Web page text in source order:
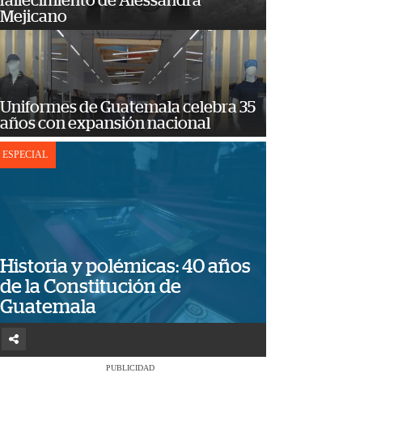
Mejicano
Uniformes de Guatemala celebra 35
años con expansión nacional
ESPECIAL
Historia y polémicas: 40 años
de la Constitución de
Guatemala
PUBLICIDAD